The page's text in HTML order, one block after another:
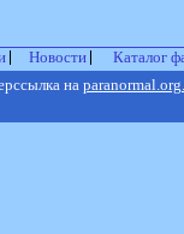
Новости
Каталог
на